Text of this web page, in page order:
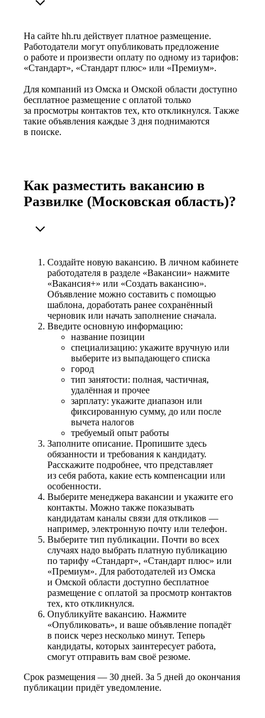
На сайте hh.ru действует платное размещение.
Работодатели могут опубликовать предложение
о работе и произвести оплату по одному из тарифов:
«Стандарт», «Стандарт плюс» или «Премиум».
Для компаний из Омска и Омской области доступно
бесплатное размещение с оплатой только
за просмотры контактов тех, кто откликнулся. Также
такие объявления каждые 3 дня поднимаются
в поиске.
Как разместить вакансию в
Развилке (Московская область)?
Создайте новую вакансию. В личном кабинете
работодателя в разделе «Вакансии» нажмите
«Вакансия+» или «Создать вакансию».
Объявление можно составить с помощью
шаблона, доработать ранее сохранённый
черновик или начать заполнение сначала.
Введите основную информацию:
название позиции
специализацию: укажите вручную или
выберите из выпадающего списка
город
тип занятости: полная, частичная,
удалённая и прочее
зарплату: укажите диапазон или
фиксированную сумму, до или после
вычета налогов
требуемый опыт работы
Заполните описание. Пропишите здесь
обязанности и требования к кандидату.
Расскажите подробнее, что представляет
из себя работа, какие есть компенсации или
особенности.
Выберите менеджера вакансии и укажите его
контакты. Можно также показывать
кандидатам каналы связи для откликов —
например, электронную почту или телефон.
Выберите тип публикации. Почти во всех
случаях надо выбрать платную публикацию
по тарифу «Стандарт», «Стандарт плюс» или
«Премиум». Для работодателей из Омска
и Омской области доступно бесплатное
размещение с оплатой за просмотр контактов
тех, кто откликнулся.
Опубликуйте вакансию. Нажмите
«Опубликовать», и ваше объявление попадёт
в поиск через несколько минут. Теперь
кандидаты, которых заинтересует работа,
смогут отправить вам своё резюме.
Срок размещения — 30 дней. За 5 дней до окончания
публикации придёт уведомление.